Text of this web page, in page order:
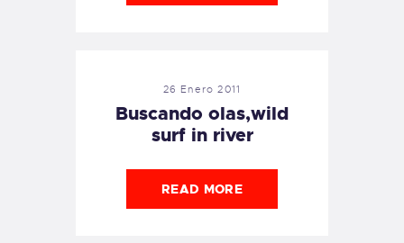
26 Enero 2011
Buscando olas,wild
surf in river
READ MORE